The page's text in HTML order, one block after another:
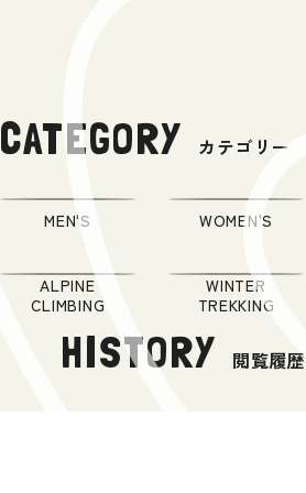
CATEGORY カテゴリー
MEN'S WOMEN'S
ALPINE
CLIMBING
WINTER
TREKKING
HISTORY 閲覧履歴